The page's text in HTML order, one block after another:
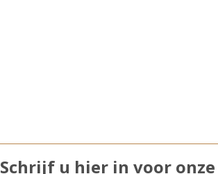
Schrijf u hier in voor